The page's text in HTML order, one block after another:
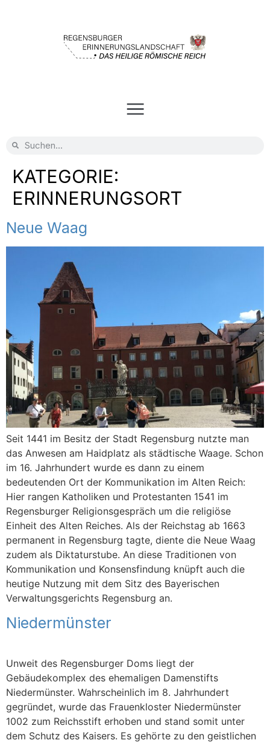
KATEGORIE:
ERINNERUNGSORT
Neue Waag
Seit 1441 im Besitz der Stadt Regensburg nutzte man
das Anwesen am Haidplatz als städtische Waage. Schon
im 16. Jahrhundert wurde es dann zu einem
bedeutenden Ort der Kommunikation im Alten Reich:
Hier rangen Katholiken und Protestanten 1541 im
Regensburger Religionsgespräch um die religiöse
Einheit des Alten Reiches. Als der Reichstag ab 1663
permanent in Regensburg tagte, diente die Neue Waag
zudem als Diktaturstube. An diese Traditionen von
Kommunikation und Konsensfindung knüpft auch die
heutige Nutzung mit dem Sitz des Bayerischen
Verwaltungsgerichts Regensburg an.
Niedermünster
Unweit des Regensburger Doms liegt der
Gebäudekomplex des ehemaligen Damenstifts
Niedermünster. Wahrscheinlich im 8. Jahrhundert
gegründet, wurde das Frauenkloster Niedermünster
1002 zum Reichsstift erhoben und stand somit unter
dem Schutz des Kaisers. Es gehörte zu den geistlichen